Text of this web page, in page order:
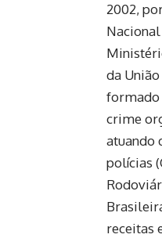
2002,
da União
formado
crime
atuando
polícias
receitas